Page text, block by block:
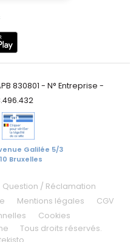
830801 - N° Entreprise -
Galilée 5/3
Bruxelles
Question / Réclamation
Mentions légales
CGV
Cookies
Tous droits réservés.